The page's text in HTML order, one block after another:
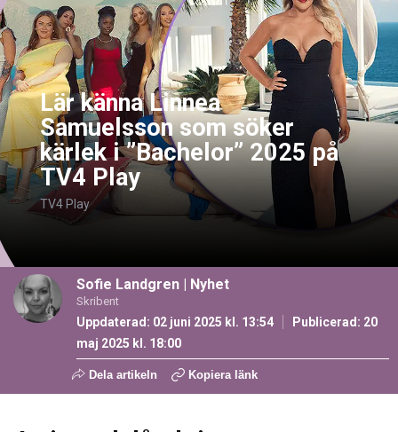
Lär känna Linnea
Samuelsson som söker
kärlek i ”Bachelor” 2025 på
TV4 Play
TV4 Play
Sofie Landgren | Nyhet
Skribent
Uppdaterad: 02 juni 2025 kl. 13:54 Publicerad: 20
maj 2025 kl. 18:00
Dela artikeln Kopiera länk